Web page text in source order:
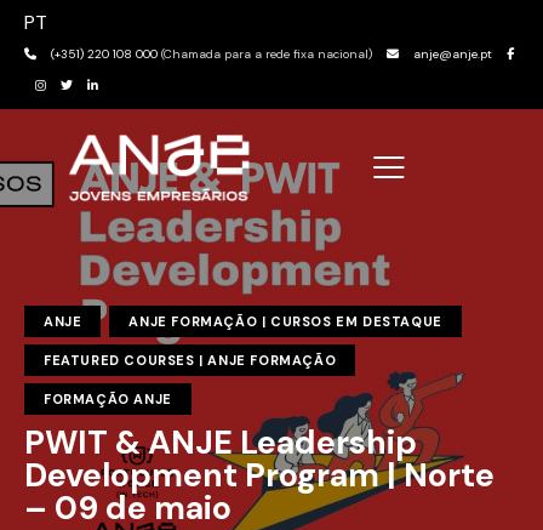
PT
(+351) 220 108 000 (Chamada para a rede fixa nacional) anje@anje.pt
ANJE ANJE FORMAÇÃO | CURSOS EM DESTAQUE
FEATURED COURSES | ANJE FORMAÇÃO
FORMAÇÃO ANJE
PWIT & ANJE Leadership
Development Program | Norte
– 09 de maio